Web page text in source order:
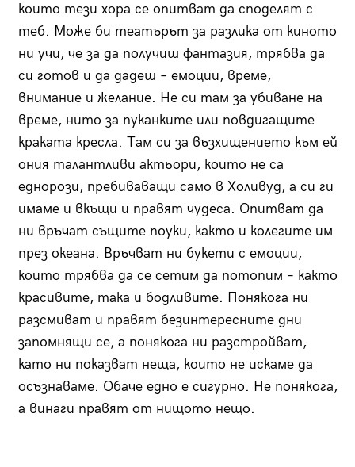
които тези хора се опитват да споделят с
теб. Може би театърът за разлика от киното
ни учи, че за да получиш фантазия, трябва да
си готов и да дадеш – емоции, време,
внимание и желание. Не си там за убиване на
време, нито за пуканките или повдигащите
краката кресла. Там си за възхищението към ей
ония талантливи актьори, които не са
еднорози, пребиваващи само в Холивуд, а си ги
имаме и вкъщи и правят чудеса. Опитват да
ни връчат същите поуки, както и колегите им
през океана. Връчват ни букети с емоции,
които трябва да се сетим да потопим – както
красивите, така и бодливите. Понякога ни
разсмиват и правят безинтересните дни
запомнящи се, а понякога ни разстройват,
като ни показват неща, които не искаме да
осъзнаваме. Обаче едно е сигурно. Не понякога,
а винаги правят от нищото нещо.